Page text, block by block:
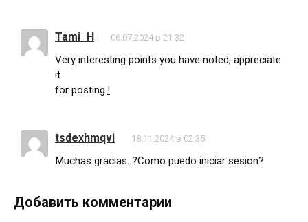
Tami_H 06.07.2024 в 21:32
Very interesting points you have noted, appreciate
it
for posting.!
tsdexhmqvi 18.11.2024 в 02:35
Muchas gracias. ?Como puedo iniciar sesion?
Добавить комментарии